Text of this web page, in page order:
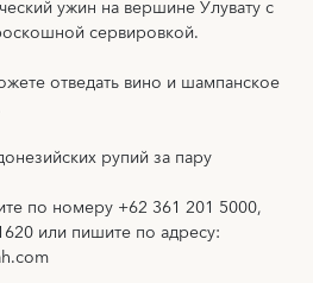
ужин на вершине Улувату с
сервировкой.
отведать вино и шампанское
рупий за пару
по номеру +62 361 201 5000,
или пишите по адресу: